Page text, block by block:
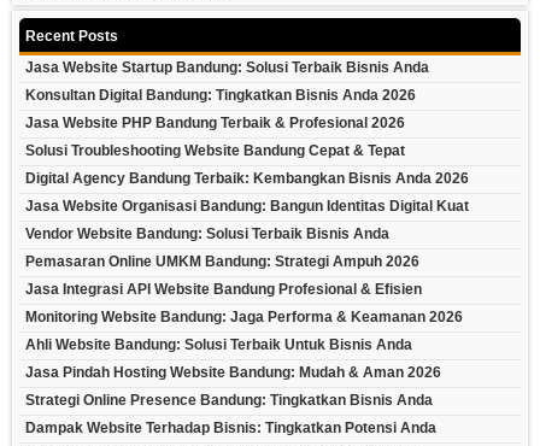
Recent Posts
Jasa Website Startup Bandung: Solusi Terbaik Bisnis Anda
Konsultan Digital Bandung: Tingkatkan Bisnis Anda 2026
Jasa Website PHP Bandung Terbaik & Profesional 2026
Solusi Troubleshooting Website Bandung Cepat & Tepat
Digital Agency Bandung Terbaik: Kembangkan Bisnis Anda 2026
Jasa Website Organisasi Bandung: Bangun Identitas Digital Kuat
Vendor Website Bandung: Solusi Terbaik Bisnis Anda
Pemasaran Online UMKM Bandung: Strategi Ampuh 2026
Jasa Integrasi API Website Bandung Profesional & Efisien
Monitoring Website Bandung: Jaga Performa & Keamanan 2026
Ahli Website Bandung: Solusi Terbaik Untuk Bisnis Anda
Jasa Pindah Hosting Website Bandung: Mudah & Aman 2026
Strategi Online Presence Bandung: Tingkatkan Bisnis Anda
Dampak Website Terhadap Bisnis: Tingkatkan Potensi Anda